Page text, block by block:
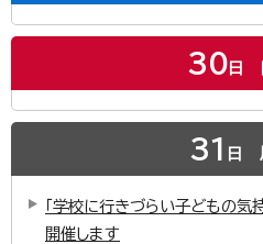
30 日
31 日
「学校に行きづらい子どもの気
開催します